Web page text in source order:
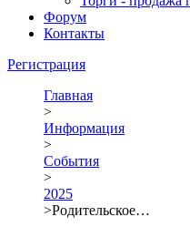
Форум
Контакты
Регистрация
Главная
>
Информация
>
События
>
2025
>Родительское…